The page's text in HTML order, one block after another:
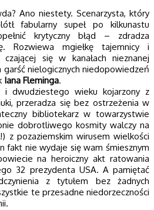
Ano niestety. Scenarzysta, który
fabularny supeł po kilkunastu
krytyczny błąd – zdradza
Rozwiewa mgiełkę tajemnicy i
się w kanałach nieznanej
garść nielogicznych niedopowiedzeń
Iana Fleminga.
i dwudziestego wieku kojarzony z
przeradza się bez ostrzeżenia w
bibliotekarz w towarzystwie
dobrotliwego kosmity walczy na
z pozaziemskim wirusem wielkości
fakt nie wydaje się wam śmiesznym
na heroiczny akt ratowania
32 prezydenta USA. A pamiętać
z tytułem bez żadnych
te przesadne niedorzeczności